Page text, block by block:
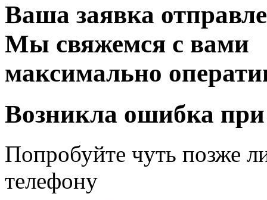
Ваша заявка
Мы свяжемся с вами
максимально
Возникла ошибка при
Попробуйте чуть позже
телефону